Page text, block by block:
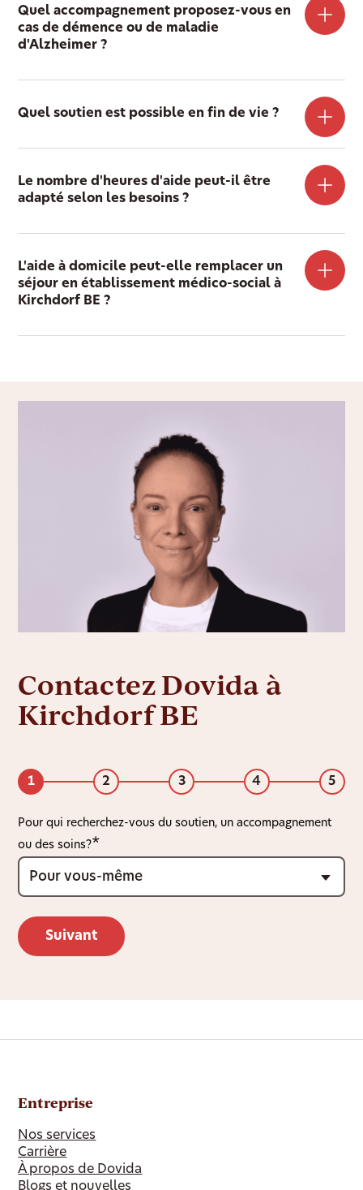
Quel accompagnement proposez-vous en
cas de démence ou de maladie
d'Alzheimer ?
Quel soutien est possible en fin de vie ?
Le nombre d'heures d'aide peut-il être
adapté selon les besoins ?
L'aide à domicile peut-elle remplacer un
séjour en établissement médico-social à
Kirchdorf BE ?
Contactez Dovida à
Kirchdorf BE
1 2 3 4 5
Pour qui recherchez-vous du soutien, un accompagnement
ou des soins?
Entreprise
Nos services
Carrière
À propos de Dovida
Blogs et nouvelles